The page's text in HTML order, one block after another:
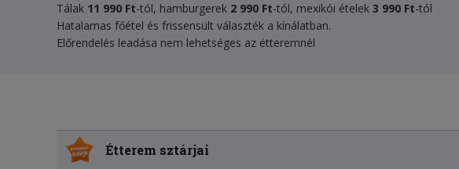
Tálak 11 990 Ft-tól, hamburgerek 2 990 Ft-tól, mexikói ételek 3 990 Ft-tól
Hatalamas főétel és frissensült választék a kínálatban.
Előrendelés leadása nem lehetséges az étteremnél
Étterem sztárjai